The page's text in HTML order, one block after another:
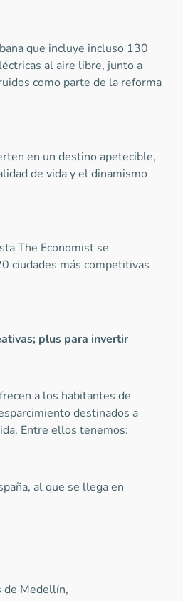
que incluye incluso 130
al aire libre, junto a
como parte de la reforma
en un destino apetecible,
de vida y el dinamismo
The Economist se
ciudades más competitivas
plus para invertir
a los habitantes de
destinados a
Entre ellos tenemos:
al que se llega en
de Medellín,